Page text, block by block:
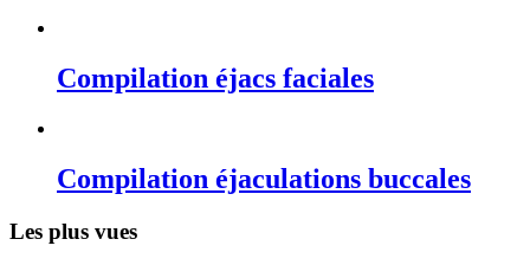
Compilation éjacs faciales
Compilation éjaculations buccales
Les plus vues